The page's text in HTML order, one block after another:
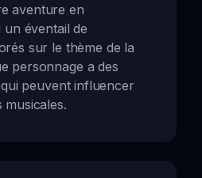
aventure en
un éventail de
sur le thème de la
personnage a des
peuvent influencer